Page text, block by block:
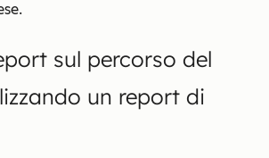
sul percorso del
un report di